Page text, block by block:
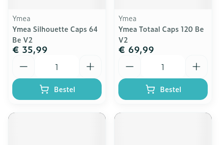
Ymea
Ymea Silhouette Caps 64
Be V2
€ 35,99
Bestel
Ymea
Ymea Totaal Caps 120 Be
V2
€ 69,99
Bestel